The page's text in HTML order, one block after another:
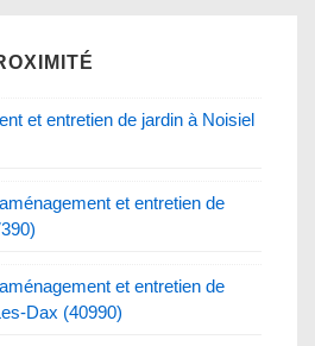
et entretien de jardin à Noisiel
et entretien de
et entretien de
Dax (40990)